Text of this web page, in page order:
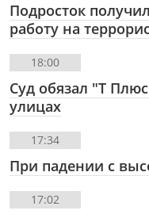
Подросток
работу на
18:00
Суд обязал "Т
улицах
17:34
При падении с
17:02